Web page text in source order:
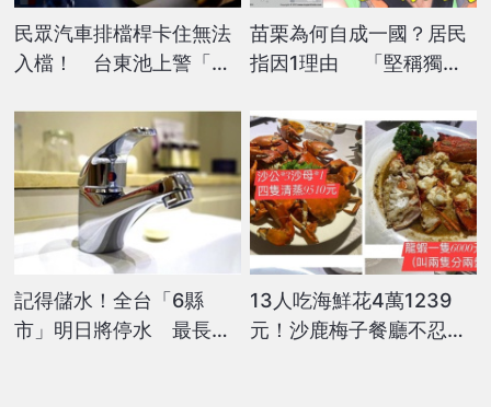
民眾汽車排檔桿卡住無法
入檔！ 台東池上警「一
苗栗為何自成一國？居民
指因1理由 「堅稱獨
能？
記得儲水！全台「6縣
市」明日將停水 最長達
13人吃海鮮花4萬1239
元！沙鹿梅子餐廳不忍